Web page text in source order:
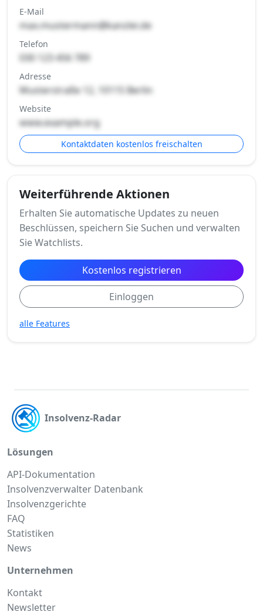
E-Mail
max.mustermann@kanzlei.de
Telefon
030 123 456 789
Adresse
Musterstraße 12, 10115 Berlin
Website
www.example.org
Kontaktdaten kostenlos freischalten
Weiterführende Aktionen
Erhalten Sie automatische Updates zu neuen
Beschlüssen, speichern Sie Suchen und verwalten
Sie Watchlists.
Kostenlos registrieren
Einloggen
alle Features
Insolvenz-Radar
Lösungen
API-Dokumentation
Insolvenzverwalter Datenbank
Insolvenzgerichte
FAQ
Statistiken
News
Unternehmen
Kontakt
Newsletter